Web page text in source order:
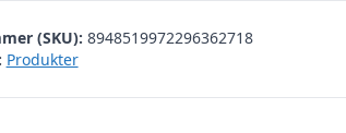
(SKU): 8948519972296362718
Produkter